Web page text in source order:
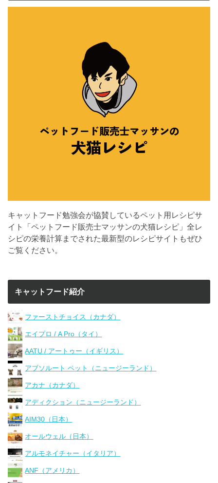
キャットフード勉強会が協賛しているペット用レシピサ
イト「ペットフード販売士マッサンの犬猫レシピ」全レ
シピの栄養計算までされた最新型のレシピサイトもぜひ
ご覧ください。
キャットフード紹介
ファーストチョイス（カナダ）
エイプロ / A Pro（タイ）
AATU / アートゥー（イギリス）
アブソルート ペット（ニュージーランド）
アカナ（カナダ）
アディクション（ニュージーランド）
AIM30（日本）
オールウェル（日本）
アルモネイチャー（イタリア）
ANF（アメリカ）